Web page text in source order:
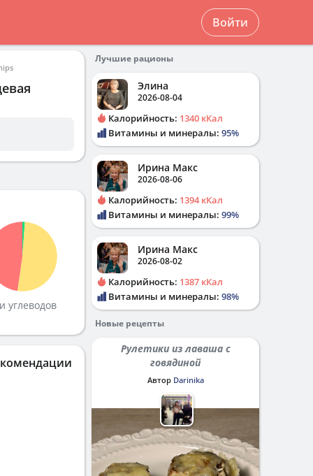
Войти
углеводов
Лучшие рационы
Элина
2026-08-04
Калорийность: 1340 кКал
Витамины и минералы: 95%
Ирина Макс
2026-08-06
Калорийность: 1394 кКал
Витамины и минералы: 99%
Ирина Макс
2026-08-02
Калорийность: 1387 кКал
Витамины и минералы: 98%
Новые рецепты
Рулетики из лаваша с
говядиной
Автор Darinika